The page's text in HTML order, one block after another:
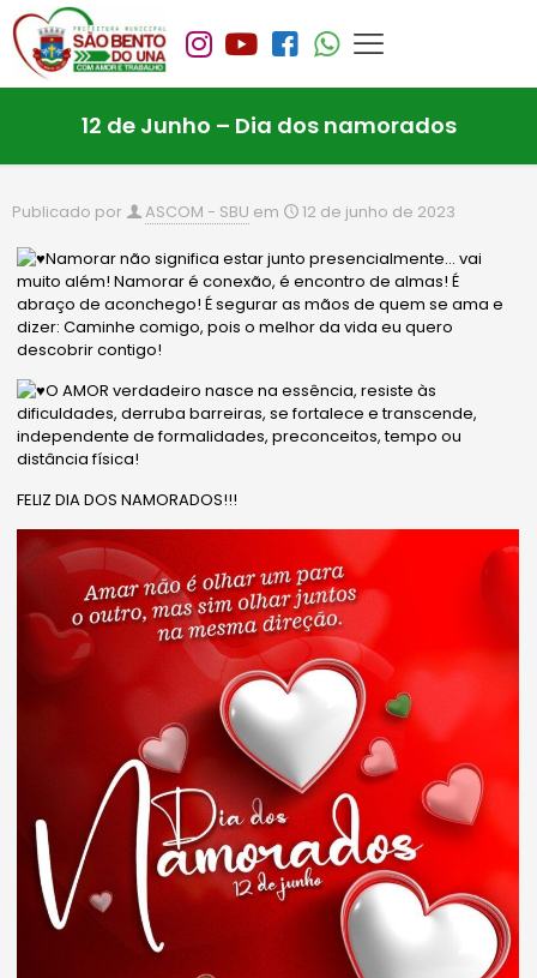
12 de Junho – Dia dos namorados
Publicado por ASCOM - SBU em 12 de junho de 2023
Namorar não significa estar junto presencialmente… vai
muito além! Namorar é conexão, é encontro de almas! É
abraço de aconchego! É segurar as mãos de quem se ama e
dizer: Caminhe comigo, pois o melhor da vida eu quero
descobrir contigo!
O AMOR verdadeiro nasce na essência, resiste às
dificuldades, derruba barreiras, se fortalece e transcende,
independente de formalidades, preconceitos, tempo ou
distância física!
FELIZ DIA DOS NAMORADOS!!!